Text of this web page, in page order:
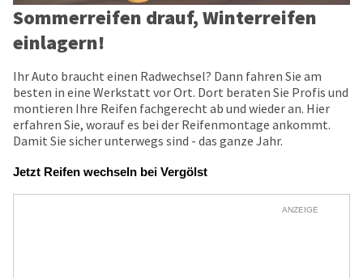
Sommerreifen drauf, Winterreifen
einlagern!
Ihr Auto braucht einen Radwechsel? Dann fahren Sie am
besten in eine Werkstatt vor Ort. Dort beraten Sie Profis und
montieren Ihre Reifen fachgerecht ab und wieder an. Hier
erfahren Sie, worauf es bei der Reifenmontage ankommt.
Damit Sie sicher unterwegs sind - das ganze Jahr.
Jetzt Reifen wechseln bei Vergölst
ANZEIGE